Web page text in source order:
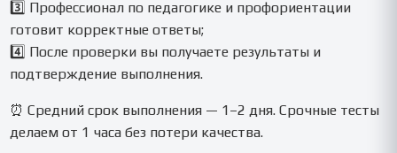
3️⃣ Профессионал по педагогике и профориентации
готовит корректные ответы;
4️⃣ После проверки вы получаете результаты и
подтверждение выполнения.
⏰ Средний срок выполнения — 1–2 дня. Срочные тесты
делаем от 1 часа без потери качества.